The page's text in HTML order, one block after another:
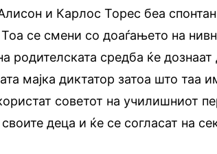
и Карлос Торес беа
се смени со доаѓањето на
родителската средба ќе дознаат
мајка диктатор затоа што таа
советот на училишниот
деца и ќе се согласат на